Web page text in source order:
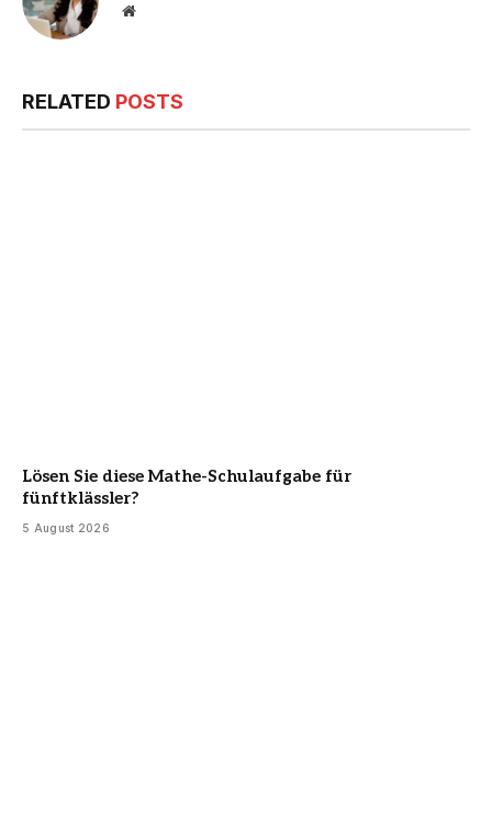
Website
RELATED POSTS
Lösen Sie diese Mathe-Schulaufgabe für
fünftklässler?
5 August 2026